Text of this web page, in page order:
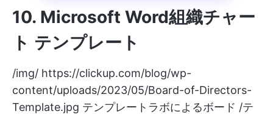
10. Microsoft Word組織チャー
ト テンプレート
/img/ https://clickup.com/blog/wp-
content/uploads/2023/05/Board-of-Directors-
Template.jpg テンプレートラボによるボード /テ